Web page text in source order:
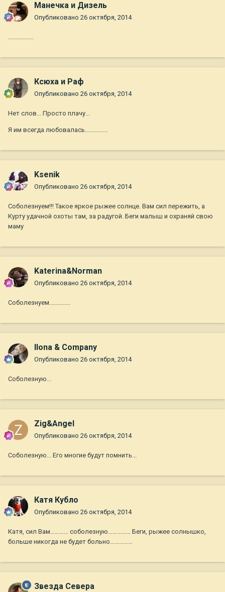
Манечка и Дизель
Опубликовано 26 октября, 2014
.................
Ксюха и Раф
Опубликовано 26 октября, 2014
Нет слов... Просто плачу...
Я им всегда любовалась...............
Ksenik
Опубликовано 26 октября, 2014
Соболезнуем!!! Такое яркое рыжее солнце. Вам сил пережить, а
Курту удачной охоты там, за радугой. Беги малыш и охраняй свою
маму
Katerina&Norman
Опубликовано 26 октября, 2014
Соболезнуем..............
Ilona & Company
Опубликовано 26 октября, 2014
Соболезную...
Zig&Angel
Опубликовано 26 октября, 2014
Соболезную... Его многие будут помнить...
Катя Кубло
Опубликовано 26 октября, 2014
Катя, сил Вам………… соболезную…………… Беги, рыжее солнышко,
больше никогда не будет больно……………
Звезда Севера